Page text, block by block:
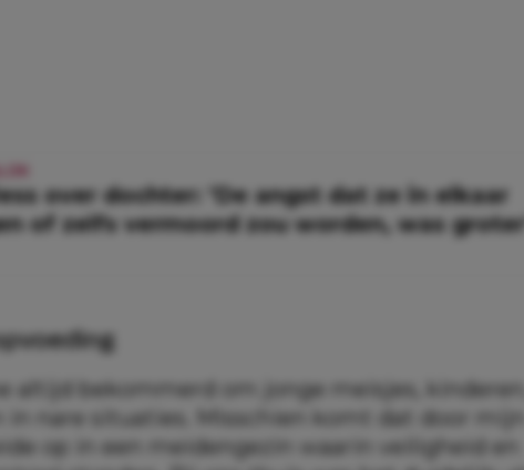
over dochter: ‘De angst dat ze in elkaar
of zelfs vermoord zou worden, was groter’
altijd bekommerd om jonge meisjes, kinderen,
in nare situaties. Misschien komt dat door mijn
op in een meidengezin waarin veiligheid en